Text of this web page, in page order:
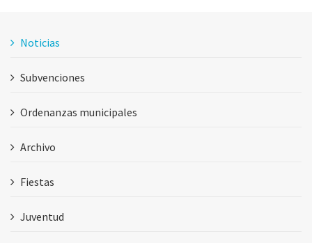
Noticias
Subvenciones
Ordenanzas municipales
Archivo
Fiestas
Juventud